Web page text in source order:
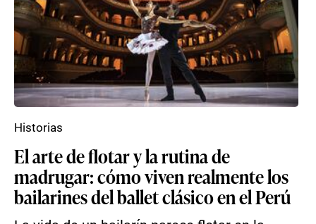
El arte de flotar y la rutina de
madrugar: cómo viven realmente los
bailarines del ballet clásico en el Perú
Historias